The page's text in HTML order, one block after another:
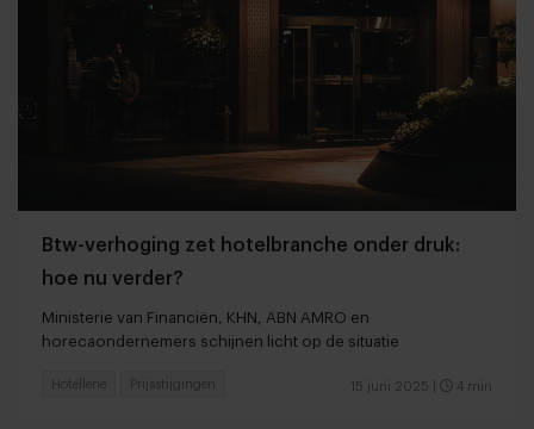
Btw-verhoging zet hotelbranche onder druk:
hoe nu verder?
Ministerie van Financiën, KHN, ABN AMRO en
horecaondernemers schijnen licht op de situatie
15 juni 2025 4 min
Hotellerie Prijsstijgingen